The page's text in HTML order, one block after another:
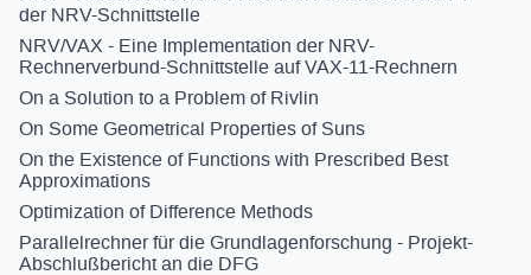
der NRV-Schnittstelle
NRV/VAX - Eine Implementation der NRV-
Rechnerverbund-Schnittstelle auf VAX-11-Rechnern
On a Solution to a Problem of Rivlin
On Some Geometrical Properties of Suns
On the Existence of Functions with Prescribed Best
Approximations
Optimization of Difference Methods
Parallelrechner für die Grundlagenforschung - Projekt-
Abschlußbericht an die DFG